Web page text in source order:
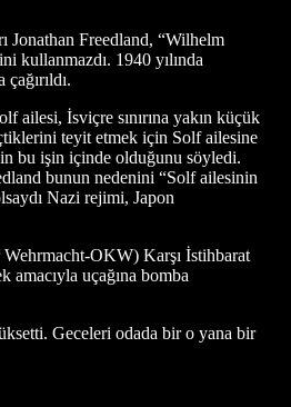
Jonathan Freedland, “Wilhelm
kullanmazdı. 1940 yılında
ailesi, İsviçre sınırına yakın küçük
teyit etmek için Solf ailesine
bu işin içinde olduğunu söyledi.
bunun nedenini “Solf ailesinin
Nazi rejimi, Japon
OKW) Karşı İstihbarat
amacıyla uçağına bomba
Geceleri odada bir o yana bir